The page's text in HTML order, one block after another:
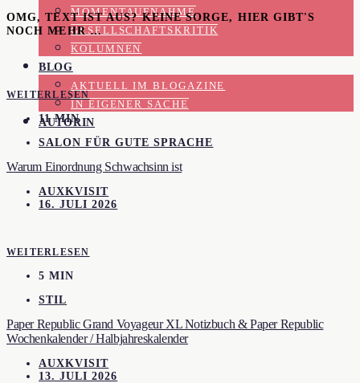
MOMENTAUFNAHME
GESELLSCHAFTSKRITIK
KOLUMNEN
BLOG
AKTUELL IM BLOGAZINE
IN EIGENER SACHE
AUTORIN
OMG, TEXT IST AUS? KEINE SORGE, HIER GIBT'S
NOCH MEHR …
WEITERLESEN
11 MIN
SALON FÜR GUTE SPRACHE
Warum Einordnung Schwachsinn ist
AUXKVISIT
16. JULI 2026
WEITERLESEN
5 MIN
STIL
Paper Republic Grand Voyageur XL Notizbuch & Paper Republic
Wochenkalender / Halbjahreskalender
AUXKVISIT
13. JULI 2026